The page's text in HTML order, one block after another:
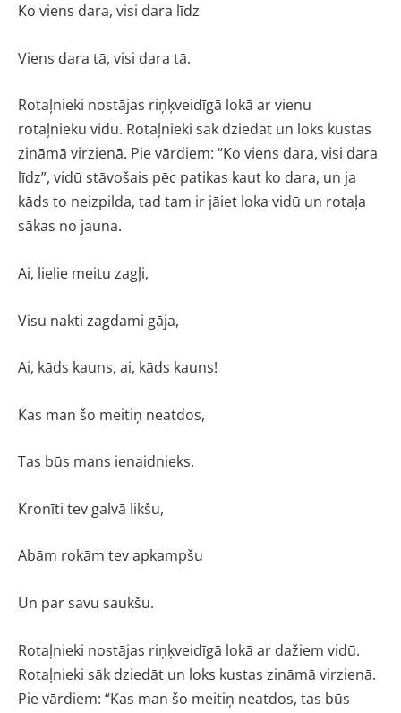
Ko viens dara, visi dara līdz
Viens dara tā, visi dara tā.
Rotaļnieki nostājas riņķveidīgā lokā ar vienu
rotaļnieku vidū. Rotaļnieki sāk dziedāt un loks kustas
zināmā virzienā. Pie vārdiem: “Ko viens dara, visi dara
līdz”, vidū stāvošais pēc patikas kaut ko dara, un ja
kāds to neizpilda, tad tam ir jāiet loka vidū un rotaļa
sākas no jauna.
Ai, lielie meitu zagļi,
Visu nakti zagdami gāja,
Ai, kāds kauns, ai, kāds kauns!
Kas man šo meitiņ neatdos,
Tas būs mans ienaidnieks.
Kronīti tev galvā likšu,
Abām rokām tev apkampšu
Un par savu saukšu.
Rotaļnieki nostājas riņķveidīgā lokā ar dažiem vidū.
Rotaļnieki sāk dziedāt un loks kustas zināmā virzienā.
Pie vārdiem: “Kas man šo meitiņ neatdos, tas būs